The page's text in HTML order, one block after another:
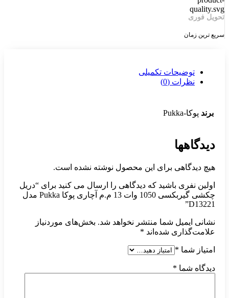
تحویل فوری
سریع ترین زمان
توضیحات تکمیلی
نظرات (0)
برند پوکا-Pukka
دیدگاهها
هیچ دیدگاهی برای این محصول نوشته نشده است.
اولین نفری باشید که دیدگاهی را ارسال می کنید برای “دریل
چکشی گیربکسی 1050 وات 13 م.م آچاری پوکا Pukka مدل
D13221”
نشانی ایمیل شما منتشر نخواهد شد. بخش‌های موردنیاز
علامت‌گذاری شده‌اند *
امتیاز شما *
دیدگاه شما *